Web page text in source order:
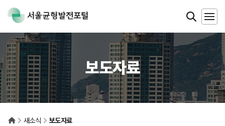
보도자료
새소식 보도자료